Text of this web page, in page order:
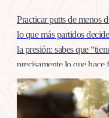
Practicar putts de menos
lo que más partidos
la presión: sabes que
precisamente lo que hace
confianza en esta
otro…